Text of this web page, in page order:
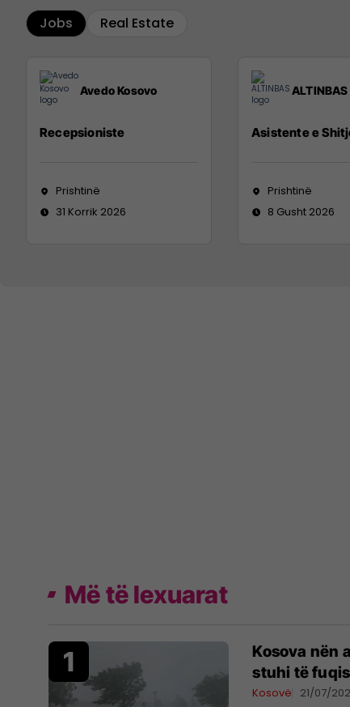
Jobs Real Estate
Avedo Kosovo
Recepsioniste
Prishtinë
31 Korrik 2026
ALTINBAS
Asistente e
Prishtinë
8 Gusht 2026
Më të lexuarat
Kosova nën
stuhi të
Kosovë 21/07/